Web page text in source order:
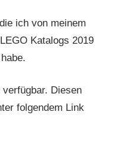
ich von meinem
Katalogs 2019
Diesen
folgendem Link